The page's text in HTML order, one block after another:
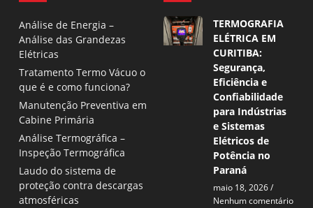
Análise de Energia –
Análise das Grandezas
Elétricas
Tratamento Termo Vácuo o
que é e como funciona?
Manutenção Preventiva em
Cabine Primária
Análise Termográfica –
Inspeção Termográfica
Laudo do sistema de
proteção contra descargas
atmosféricas
TERMOGRAFIA
ELÉTRICA EM
CURITIBA:
Segurança,
Eficiência e
Confiabilidade
para Indústrias
e Sistemas
Elétricos de
Potência no
Paraná
maio 18, 2026
Nenhum comentário